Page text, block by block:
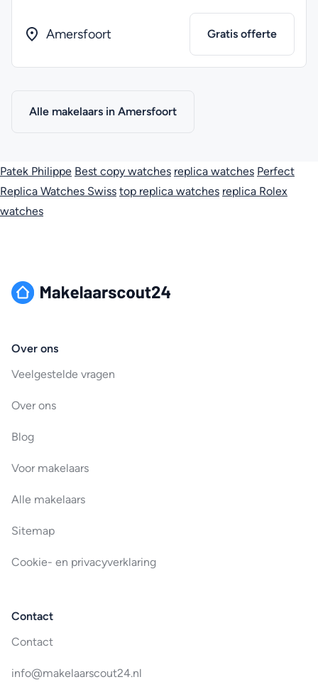
Amersfoort Gratis offerte
Alle makelaars in Amersfoort
Patek Philippe Best copy watches replica watches Perfect
Replica Watches Swiss top replica watches replica Rolex
watches
Over ons
Veelgestelde vragen
Over ons
Blog
Voor makelaars
Alle makelaars
Sitemap
Cookie- en privacyverklaring
Contact
Contact
info@makelaarscout24.nl